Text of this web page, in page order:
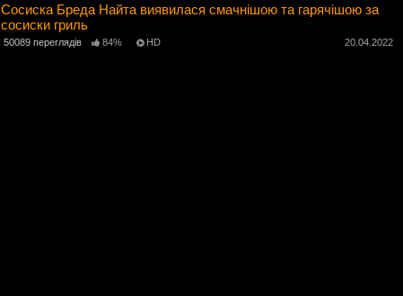
Сосиска Бреда Найта виявилася смачнішою та гарячішою за
сосиски гриль
50089 переглядів 84% HD 20.04.2022